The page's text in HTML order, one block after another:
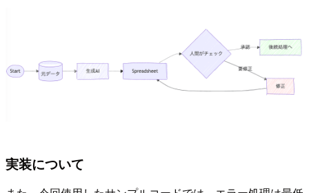
実装について